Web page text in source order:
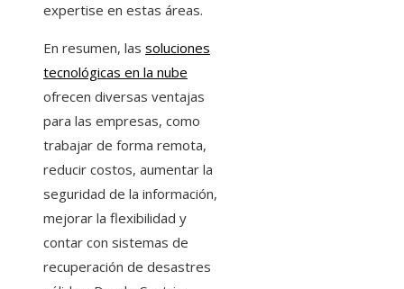
expertise en estas áreas.
En resumen, las soluciones
tecnológicas en la nube
ofrecen diversas ventajas
para las empresas, como
trabajar de forma remota,
reducir costos, aumentar la
seguridad de la información,
mejorar la flexibilidad y
contar con sistemas de
recuperación de desastres